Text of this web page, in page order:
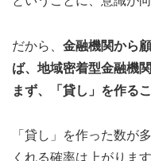
だから、 金融機関から
ば、地域密着型金融機
まず、「貸し」を作るこ
「貸し」を作った数が
くれる確率は上がります